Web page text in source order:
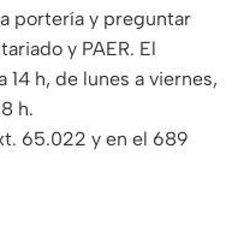
portería y preguntar
y PAER. El
h, de lunes a viernes,
h.
65.022 y en el 689